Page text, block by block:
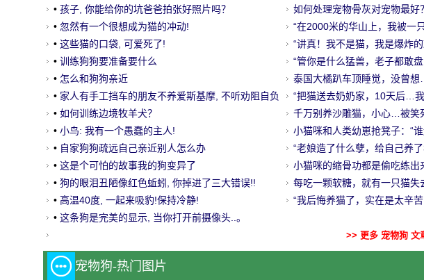
的那么回事
如何处理宠物骨灰对宠物最好？
“在2000米的华山上，我被一
了…”
“讲真！我不是猫，我是爆炸
“管你是什么猛兽，老子都敢盘
泰国大橘趴车顶睡觉，没曾
走的旅行哈哈哈！
“把猫送去奶奶家，10天后…
千万别养沙雕猫，小心…被笑
小猫咪和人类幼崽抢凳子：“
啊？！”
“老娘造了什么孽，给自己养
小猫咪的缩骨功都是偷吃练
每吃一颗软糖，就有一只猫失
“我后悔养猫了，实在是太辛
• 孩子, 你能给你的坑爸爸拍张好照片吗？
• 忽然有一个很想成为猫的冲动!
• 这些猫的口袋, 可爱死了!
• 训练狗狗要准备要什么
• 怎么和狗狗亲近
• 家人有手工挡车的朋友不养爱斯基摩, 不听劝阻自负
的后果!
• 如何训练边境牧羊犬？
• 小鸟: 我有一个愚蠢的主人!
• 自家狗狗疏远自己亲近别人怎么办
• 这是个可怕的故事我的狗变异了
• 狗的眼泪丑陋像红色蚯蚓, 你掉进了三大错误!!
• 高温40度, 一起来吸豹!保持冷静!
• 这条狗是完美的显示, 当你打开前摄像头..。
>> 更多 宠物狗 文
宠物狗-热门图片